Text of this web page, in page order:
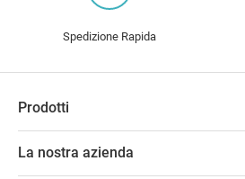
Spedizione Rapida
Prodotti
La nostra azienda